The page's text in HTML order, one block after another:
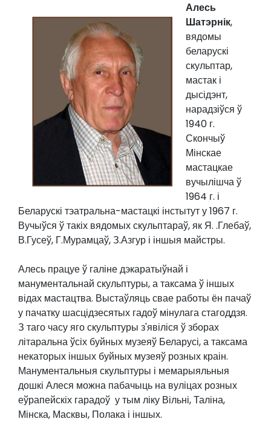
Алесь
Шатэрнік,
вядомы
беларускі
скульптар,
мастак і
дысідэнт,
нарадзіўся ў
1940 г.
Скончыў
Мінскае
мастацкае
вучылішча ў
1964 г. і
Беларускі тэатральна-мастацкі інстытут у 1967 г.
Вучыўся ў такіх вядомых скульптараў, як Я. .Глебаў,
В.Гусеў, Г.Мурамцаў, З.Азгур і іншыя майстры.
Алесь працуе ў галіне дэкаратыўнай і
манументальнай скульптуры, а таксама ў іншых
відах мастацтва. Выстаўляць свае работы ён пачаў
у пачатку шасцідзесятых гадоў мінулага стагоддзя.
З таго часу яго скульптуры з'явіліся ў зборах
літаральна ўсіх буйных музеяў Беларусі, а таксама
некаторых іншых буйных музеяў розных краін.
Манументальныя скульптуры і мемарыяльныя
дошкі Алеся можна пабачыць на вуліцах розных
еўрапейскіх гарадоў у тым ліку Вільні, Таліна,
Мінска, Масквы, Полака і іншых.